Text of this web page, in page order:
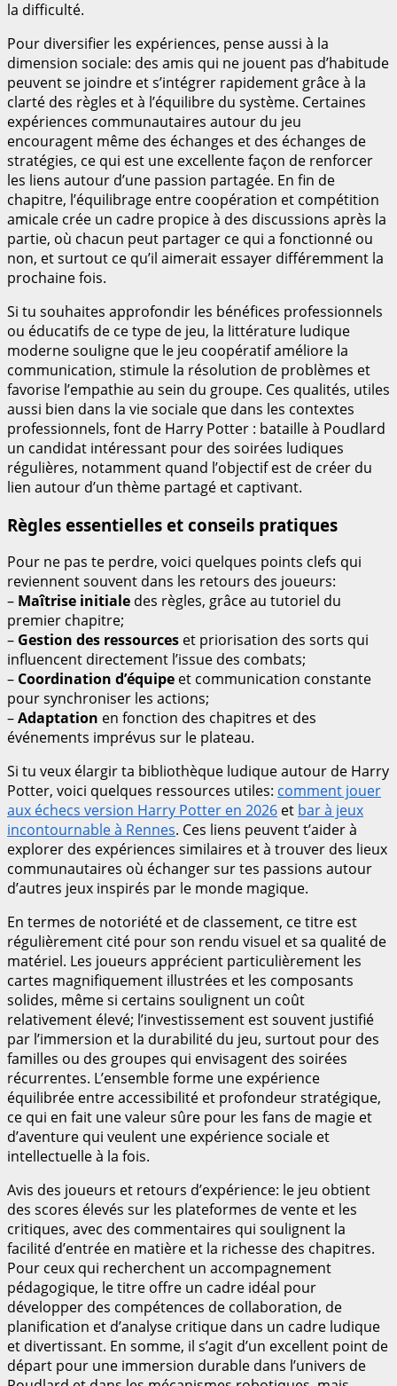
la difficulté.
Pour diversifier les expériences, pense aussi à la
dimension sociale: des amis qui ne jouent pas d’habitude
peuvent se joindre et s’intégrer rapidement grâce à la
clarté des règles et à l’équilibre du système. Certaines
expériences communautaires autour du jeu
encouragent même des échanges et des échanges de
stratégies, ce qui est une excellente façon de renforcer
les liens autour d’une passion partagée. En fin de
chapitre, l’équilibrage entre coopération et compétition
amicale crée un cadre propice à des discussions après la
partie, où chacun peut partager ce qui a fonctionné ou
non, et surtout ce qu’il aimerait essayer différemment la
prochaine fois.
Si tu souhaites approfondir les bénéfices professionnels
ou éducatifs de ce type de jeu, la littérature ludique
moderne souligne que le jeu coopératif améliore la
communication, stimule la résolution de problèmes et
favorise l’empathie au sein du groupe. Ces qualités, utiles
aussi bien dans la vie sociale que dans les contextes
professionnels, font de Harry Potter : bataille à Poudlard
un candidat intéressant pour des soirées ludiques
régulières, notamment quand l’objectif est de créer du
lien autour d’un thème partagé et captivant.
Règles essentielles et conseils pratiques
Pour ne pas te perdre, voici quelques points clefs qui
reviennent souvent dans les retours des joueurs:
– Maîtrise initiale des règles, grâce au tutoriel du
premier chapitre;
– Gestion des ressources et priorisation des sorts qui
influencent directement l’issue des combats;
– Coordination d’équipe et communication constante
pour synchroniser les actions;
–Adaptation en fonction des chapitres et des
événements imprévus sur le plateau.
Si tu veux élargir ta bibliothèque ludique autour de Harry
Potter, voici quelques ressources utiles: comment jouer
aux échecs version Harry Potter en 2026 et bar à jeux
incontournable à Rennes. Ces liens peuvent t’aider à
explorer des expériences similaires et à trouver des lieux
communautaires où échanger sur tes passions autour
d’autres jeux inspirés par le monde magique.
En termes de notoriété et de classement, ce titre est
régulièrement cité pour son rendu visuel et sa qualité de
matériel. Les joueurs apprécient particulièrement les
cartes magnifiquement illustrées et les composants
solides, même si certains soulignent un coût
relativement élevé; l’investissement est souvent justifié
par l’immersion et la durabilité du jeu, surtout pour des
familles ou des groupes qui envisagent des soirées
récurrentes. L’ensemble forme une expérience
équilibrée entre accessibilité et profondeur stratégique,
ce qui en fait une valeur sûre pour les fans de magie et
d’aventure qui veulent une expérience sociale et
intellectuelle à la fois.
Avis des joueurs et retours d’expérience: le jeu obtient
des scores élevés sur les plateformes de vente et les
critiques, avec des commentaires qui soulignent la
facilité d’entrée en matière et la richesse des chapitres.
Pour ceux qui recherchent un accompagnement
pédagogique, le titre offre un cadre idéal pour
développer des compétences de collaboration, de
planification et d’analyse critique dans un cadre ludique
et divertissant. En somme, il s’agit d’un excellent point de
départ pour une immersion durable dans l’univers de